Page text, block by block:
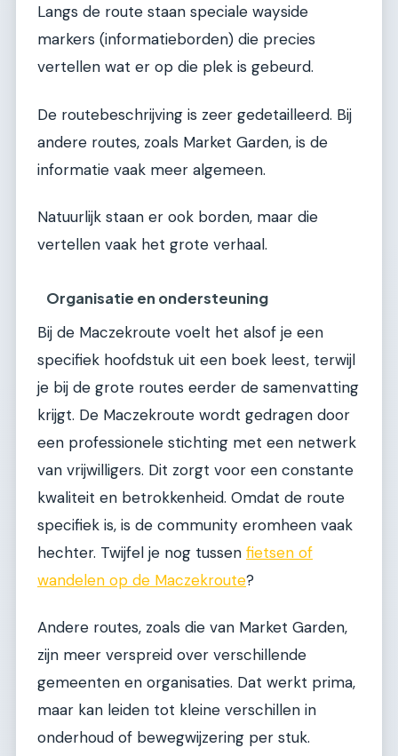
Langs de route staan speciale wayside
markers (informatieborden) die precies
vertellen wat er op die plek is gebeurd.
De routebeschrijving is zeer gedetailleerd. Bij
andere routes, zoals Market Garden, is de
informatie vaak meer algemeen.
Natuurlijk staan er ook borden, maar die
vertellen vaak het grote verhaal.
Organisatie en ondersteuning
Bij de Maczekroute voelt het alsof je een
specifiek hoofdstuk uit een boek leest, terwijl
je bij de grote routes eerder de samenvatting
krijgt. De Maczekroute wordt gedragen door
een professionele stichting met een netwerk
van vrijwilligers. Dit zorgt voor een constante
kwaliteit en betrokkenheid. Omdat de route
specifiek is, is de community eromheen vaak
hechter. Twijfel je nog tussen fietsen of
wandelen op de Maczekroute?
Andere routes, zoals die van Market Garden,
zijn meer verspreid over verschillende
gemeenten en organisaties. Dat werkt prima,
maar kan leiden tot kleine verschillen in
onderhoud of bewegwijzering per stuk.